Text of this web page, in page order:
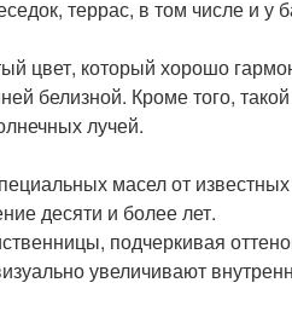
террас, в том числе и у
цвет, который хорошо
белизной. Кроме того,
лучей.
масел от
десяти и более лет.
подчеркивая
увеличивают